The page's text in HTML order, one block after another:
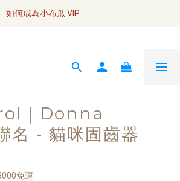
全網訂單將於7/4 開始配送
如何成為小布瓜 VIP
｜Donna
- 貓咪固齒器
免運